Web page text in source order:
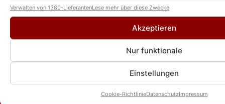
Entscheidungen zum Datenschutz speichern und übermitteln.
Verwalten von 1380-LieferantenLese mehr über diese Zwecke
Akzeptieren
Nur funktionale
Einstellungen
Cookie-RichtlinieDatenschutzImpressum
ZDF-Fernsehgarten Gäste heute: Diese
Stars sind am 26.07.26 dabei